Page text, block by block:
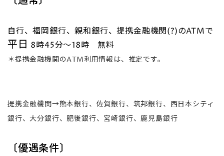
自行、福岡銀行、親和銀行、提携金融機関(?)のATMで
平日 8時45分～18時 無料
＊提携金融機関のATM利用情報は、推定です。
提携金融機関→熊本銀行、佐賀銀行、筑邦銀行、西日本シティ
銀行、大分銀行、肥後銀行、宮崎銀行、鹿児島銀行
〔優遇条件〕